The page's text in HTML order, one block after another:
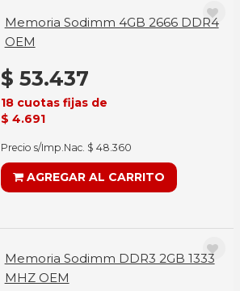
Memoria Sodimm 4GB 2666 DDR4
OEM
$ 53.437
18 cuotas fijas de
$ 4.691
Precio s/Imp.Nac. $ 48.360
AGREGAR AL CARRITO
Memoria Sodimm DDR3 2GB 1333
MHZ OEM